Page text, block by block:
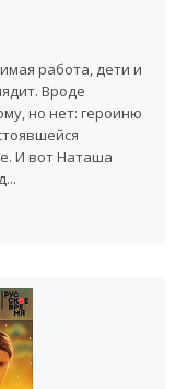
работа, дети и
Вроде
но нет: героиню
И вот Наташа